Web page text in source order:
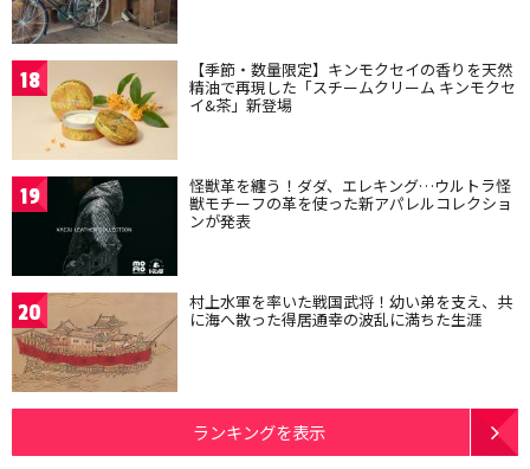
18 【季節・数量限定】キンモクセイの香りを天然
精油で再現した「スチームクリーム キンモクセ
イ&茶」新登場
19 怪獣革を纏う！ダダ、エレキング…ウルトラ怪
獣モチーフの革を使った新アパレルコレクショ
ンが発表
20 村上水軍を率いた戦国武将！幼い弟を支え、共
に海へ散った得居通幸の波乱に満ちた生涯
ランキングを表示